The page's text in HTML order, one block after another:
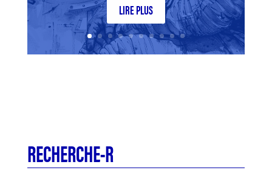
LIRE PLUS
RECHERCHE-R